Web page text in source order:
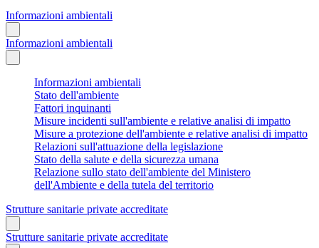
Informazioni ambientali
Informazioni ambientali
Informazioni ambientali
Stato dell'ambiente
Fattori inquinanti
Misure incidenti sull'ambiente e relative analisi di impatto
Misure a protezione dell'ambiente e relative analisi di impatto
Relazioni sull'attuazione della legislazione
Stato della salute e della sicurezza umana
Relazione sullo stato dell'ambiente del Ministero
dell'Ambiente e della tutela del territorio
Strutture sanitarie private accreditate
Strutture sanitarie private accreditate